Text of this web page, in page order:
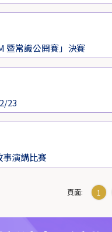
暨常識公開賽」決賽
23
演講比賽
頁面: 1